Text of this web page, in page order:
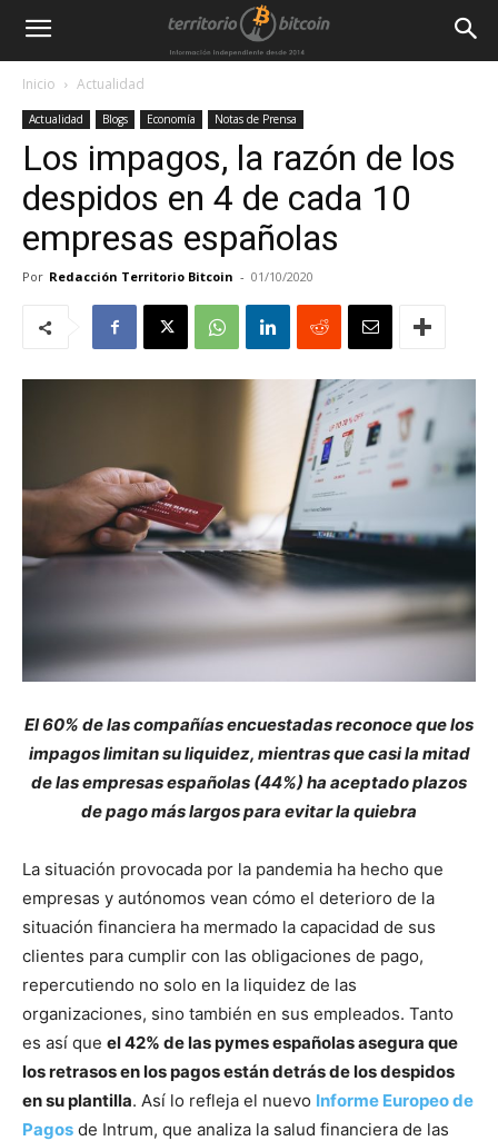
Inicio Actualidad
Actualidad Blogs Economía Notas de Prensa
Los impagos, la razón de los
despidos en 4 de cada 10
empresas españolas
Por Redacción Territorio Bitcoin - 01/10/2020
El 60% de las compañías encuestadas reconoce que los
impagos limitan su liquidez, mientras que casi la mitad
de las empresas españolas (44%) ha aceptado plazos
de pago más largos para evitar la quiebra
La situación provocada por la pandemia ha hecho que
empresas y autónomos vean cómo el deterioro de la
situación financiera ha mermado la capacidad de sus
clientes para cumplir con las obligaciones de pago,
repercutiendo no solo en la liquidez de las
organizaciones, sino también en sus empleados. Tanto
es así que el 42% de las pymes españolas asegura que
los retrasos en los pagos están detrás de los despidos
en su plantilla. Así lo refleja el nuevo Informe Europeo de
Pagos de Intrum, que analiza la salud financiera de las